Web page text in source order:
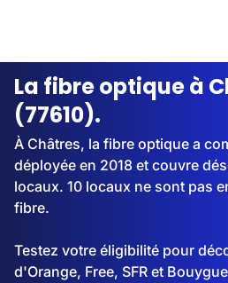
Streaming
La fibre optique à
(77610).
À Châtres, la fibre optique a
déployée en 2018 et couvre
locaux. 10 locaux ne sont pas
fibre.
Testez votre éligibilité pour
d'Orange, Free, SFR et